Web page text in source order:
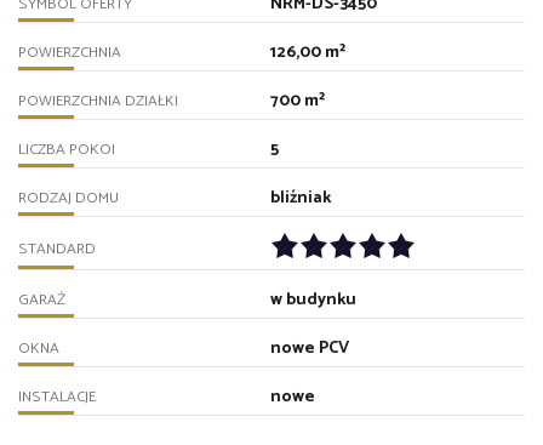
POWIERZCHNIA 126,00 m²
POWIERZCHNIA DZIAŁKI 700 m²
LICZBA POKOI 5
RODZAJ DOMU bliźniak
STANDARD
GARAŻ w budynku
OKNA nowe PCV
INSTALACJE nowe